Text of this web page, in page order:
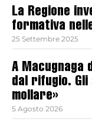
La Regione
formativa
25 Settembre 2025
A
dal rifugio. Gli
mollare»
5 Agosto 2026